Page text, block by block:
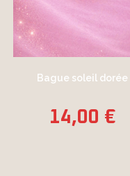
Bague soleil dorée
14,00 €